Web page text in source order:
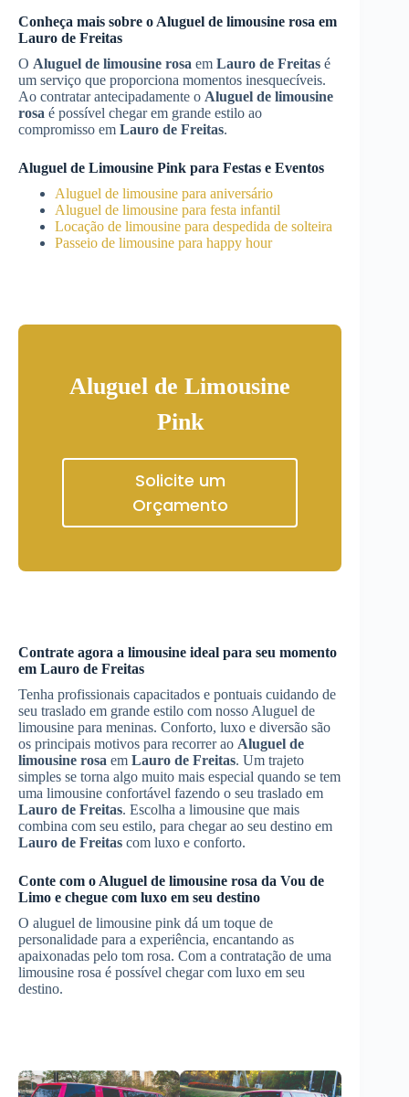
Conheça mais sobre o Aluguel de limousine rosa em
Lauro de Freitas
O Aluguel de limousine rosa em Lauro de Freitas é
um serviço que proporciona momentos inesquecíveis.
Ao contratar antecipadamente o Aluguel de limousine
rosa é possível chegar em grande estilo ao
compromisso em Lauro de Freitas.
Aluguel de Limousine Pink para Festas e Eventos
Aluguel de limousine para aniversário
Aluguel de limousine para festa infantil
Locação de limousine para despedida de solteira
Passeio de limousine para happy hour
Aluguel de Limousine
Pink
Solicite um
Orçamento
Contrate agora a limousine ideal para seu momento
em Lauro de Freitas
Tenha profissionais capacitados e pontuais cuidando de
seu traslado em grande estilo com nosso Aluguel de
limousine para meninas. Conforto, luxo e diversão são
os principais motivos para recorrer ao Aluguel de
limousine rosa em Lauro de Freitas. Um trajeto
simples se torna algo muito mais especial quando se tem
uma limousine confortável fazendo o seu traslado em
Lauro de Freitas. Escolha a limousine que mais
combina com seu estilo, para chegar ao seu destino em
Lauro de Freitas com luxo e conforto.
Conte com o Aluguel de limousine rosa da Vou de
Limo e chegue com luxo em seu destino
O aluguel de limousine pink dá um toque de
personalidade para a experiência, encantando as
apaixonadas pelo tom rosa. Com a contratação de uma
limousine rosa é possível chegar com luxo em seu
destino.